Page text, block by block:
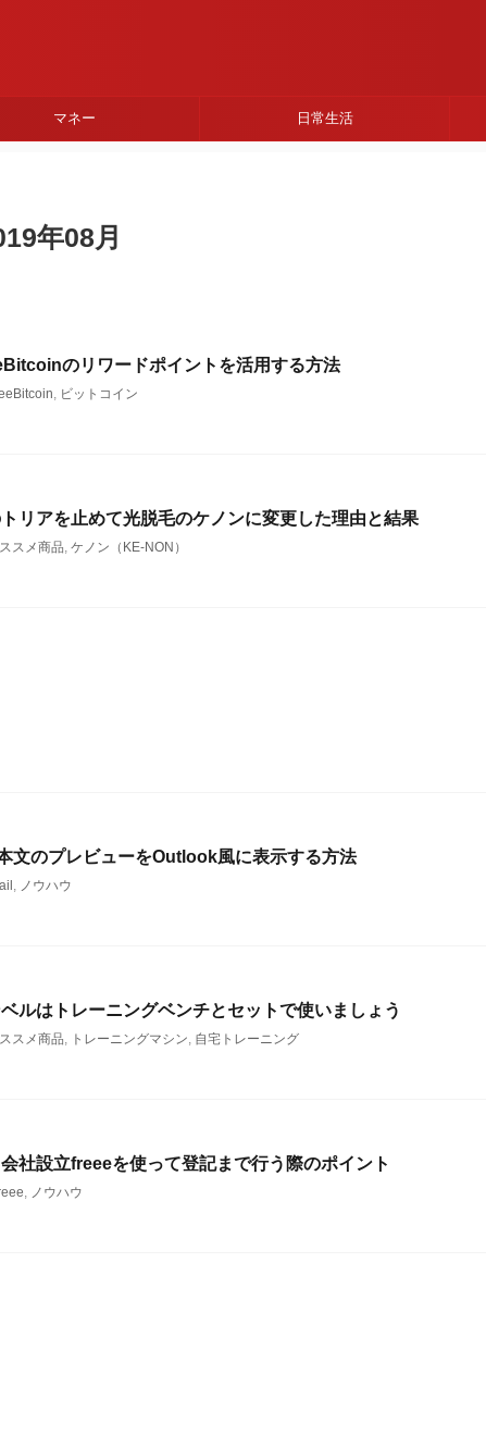
マネー 日常生活
年08月
のリワードポイントを活用する方法
, ビットコイン
リアを止めて光脱毛のケノンに変更した理由と結果
スメ商品, ケノン（KE-NON）
文のプレビューをOutlook風に表示する方法
, ノウハウ
ルはトレーニングベンチとセットで使いましょう
スメ商品, トレーニングマシン, 自宅トレーニング
社設立freeeを使って登記まで行う際のポイント
, ノウハウ